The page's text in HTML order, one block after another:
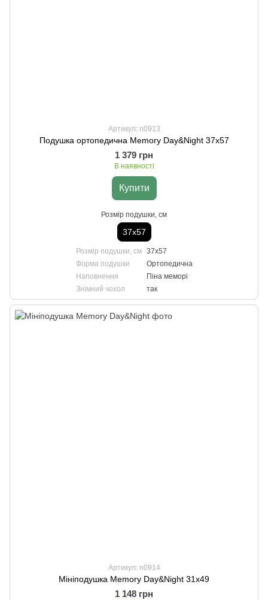
Артикул: n0913
Подушка ортопедична Memory Day&Night 37х57
1 379 грн
В наявності
Купити
Розмір подушки, см
37х57
Розмір подушки, см
37х57
Форма подушки
Ортопедична
Наповнення
Піна меморі
Знімний чохол
так
Артикул: n0914
Мініподушка Memory Day&Night 31х49
1 148 грн